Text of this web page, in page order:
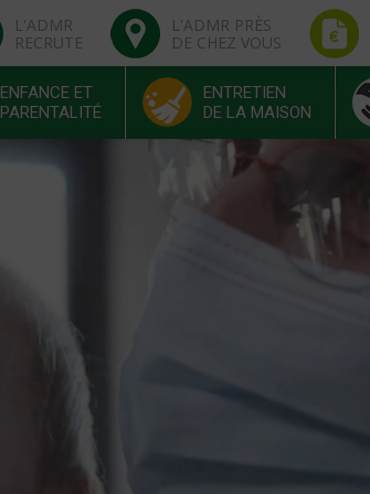
L'ADMR
RECRUTE
L'ADMR PRÈS
DE CHEZ VOUS
ENFANCE ET
PARENTALITÉ
ENTRETIEN
DE LA MAISON